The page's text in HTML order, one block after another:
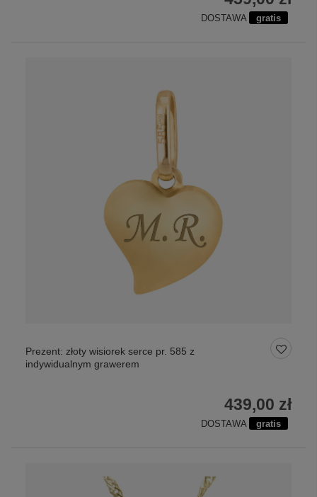
DOSTAWA gratis
Prezent: złoty wisiorek serce pr. 585 z
indywidualnym grawerem
439,00 zł
DOSTAWA gratis